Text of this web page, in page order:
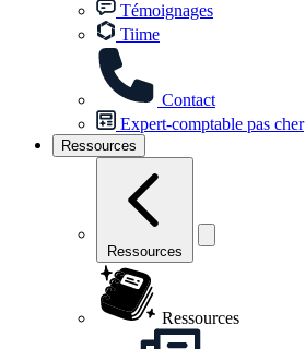
Témoignages
Tiime
Contact
Expert-comptable pas cher
Ressources
Ressources
Ressources